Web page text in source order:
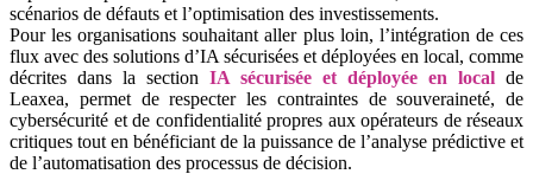
scénarios de défauts et l’optimisation des investissements.
Pour les organisations souhaitant aller plus loin, l’intégration de ces
flux avec des solutions d’IA sécurisées et déployées en local, comme
décrites dans la section IA sécurisée et déployée en local de
Leaxea, permet de respecter les contraintes de souveraineté, de
cybersécurité et de confidentialité propres aux opérateurs de réseaux
critiques tout en bénéficiant de la puissance de l’analyse prédictive et
de l’automatisation des processus de décision.